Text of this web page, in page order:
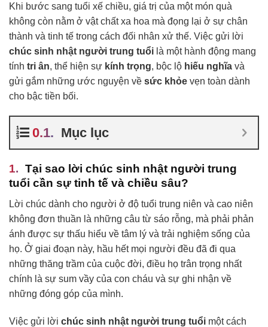
Khi bước sang tuổi xế chiều, giá trị của một món quà
không còn nằm ở vật chất xa hoa mà đọng lại ở sự chân
thành và tinh tế trong cách đối nhân xử thế. Việc gửi lời
chúc sinh nhật người trung tuổi là một hành động mang
tính tri ân, thể hiện sự kính trọng, bộc lộ hiếu nghĩa và
gửi gắm những ước nguyện về sức khỏe vẹn toàn dành
cho bậc tiền bối.
Mục lục
Tại sao lời chúc sinh nhật người trung
tuổi cần sự tinh tế và chiều sâu?
Lời chúc dành cho người ở độ tuổi trung niên và cao niên
không đơn thuần là những câu từ sáo rỗng, mà phải phản
ánh được sự thấu hiểu về tâm lý và trải nghiệm sống của
họ. Ở giai đoạn này, hầu hết mọi người đều đã đi qua
những thăng trầm của cuộc đời, điều họ trân trọng nhất
chính là sự sum vầy của con cháu và sự ghi nhận về
những đóng góp của mình.
Việc gửi lời chúc sinh nhật người trung tuổi một cách